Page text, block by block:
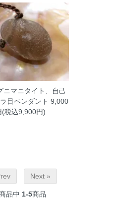
ニマニタイト、自己
目ペンダント 9,000
(税込9,900円)
Next »
品中 1-5商品